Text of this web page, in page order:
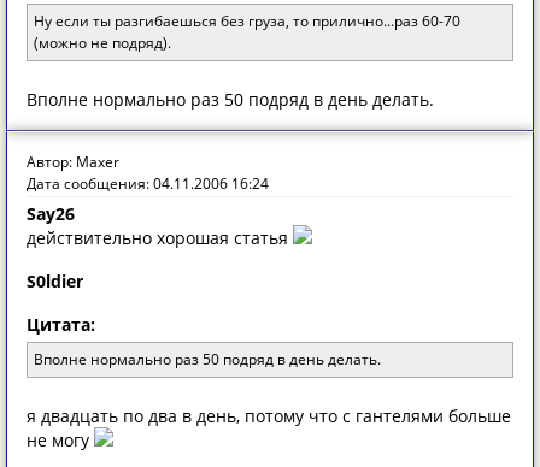
Ну если ты разгибаешься без груза, то прилично...раз 60-70
(можно не подряд).
Вполне нормально раз 50 подряд в день делать.
Автор: Maxer
Дата сообщения: 04.11.2006 16:24
Say26
действительно хорошая статья
S0ldier
Цитата:
Вполне нормально раз 50 подряд в день делать.
я двадцать по два в день, потому что с гантелями больше
не могу